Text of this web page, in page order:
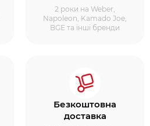
2 роки на Weber,
Napoleon, Kamado Joe,
BGE та інші бренди
Безкоштовна
доставка